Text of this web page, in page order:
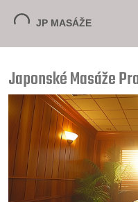
Japonské Masáže